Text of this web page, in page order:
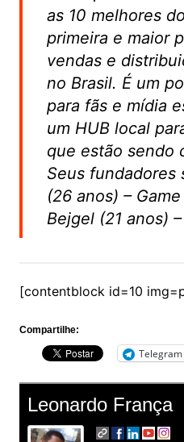
as 10 melhores
primeira e maior
vendas e
no Brasil. É um
para fãs e mídia
um HUB local
que estão sendo
Seus fundadores
(26 anos) –
Bejgel (21 anos)
[contentblock id=10
Compartilhe:
Telegram
Leonardo França